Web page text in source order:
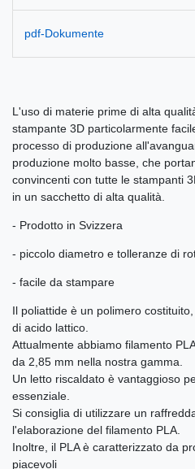
pdf-Dokumente
L'uso di materie prime di alta
stampante 3D particolarmente
processo di produzione
produzione molto basse, che
convincenti con tutte le stampanti
in un sacchetto di alta qualità.
- Prodotto in Svizzera
- piccolo diametro e tolleranze di
- facile da stampare
Il poliattide è un polimero
di acido lattico.
Attualmente abbiamo filamento
da 2,85 mm nella nostra gamma.
Un letto riscaldato è vantaggioso
essenziale.
Si consiglia di utilizzare un
l'elaborazione del filamento PLA.
Inoltre, il PLA è caratterizzato da
piacevoli